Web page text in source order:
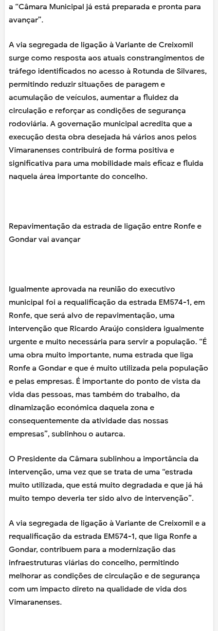
a “Câmara Municipal já está preparada e pronta para
avançar”.
A via segregada de ligação à Variante de Creixomil
surge como resposta aos atuais constrangimentos de
tráfego identificados no acesso à Rotunda de Silvares,
permitindo reduzir situações de paragem e
acumulação de veículos, aumentar a fluidez da
circulação e reforçar as condições de segurança
rodoviária. A governação municipal acredita que a
execução desta obra desejada há vários anos pelos
Vimaranenses contribuirá de forma positiva e
significativa para uma mobilidade mais eficaz e fluida
naquela área importante do concelho.
Repavimentação da estrada de ligação entre Ronfe e
Gondar vai avançar
Igualmente aprovada na reunião do executivo
municipal foi a requalificação da estrada EM574-1, em
Ronfe, que será alvo de repavimentação, uma
intervenção que Ricardo Araújo considera igualmente
urgente e muito necessária para servir a população. “É
uma obra muito importante, numa estrada que liga
Ronfe a Gondar e que é muito utilizada pela população
e pelas empresas. É importante do ponto de vista da
vida das pessoas, mas também do trabalho, da
dinamização económica daquela zona e
consequentemente da atividade das nossas
empresas”, sublinhou o autarca.
O Presidente da Câmara sublinhou a importância da
intervenção, uma vez que se trata de uma “estrada
muito utilizada, que está muito degradada e que já há
muito tempo deveria ter sido alvo de intervenção”.
A via segregada de ligação à Variante de Creixomil e a
requalificação da estrada EM574-1, que liga Ronfe a
Gondar, contribuem para a modernização das
infraestruturas viárias do concelho, permitindo
melhorar as condições de circulação e de segurança
com um impacto direto na qualidade de vida dos
Vimaranenses.